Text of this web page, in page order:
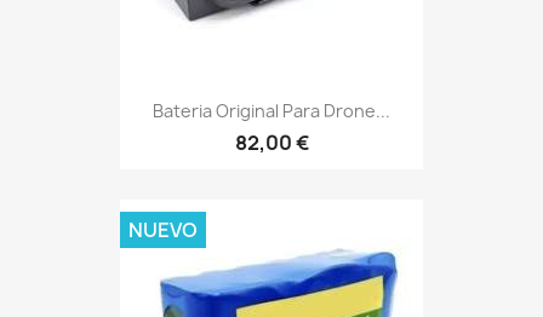
Bateria Original Para Drone...
82,00 €
NUEVO